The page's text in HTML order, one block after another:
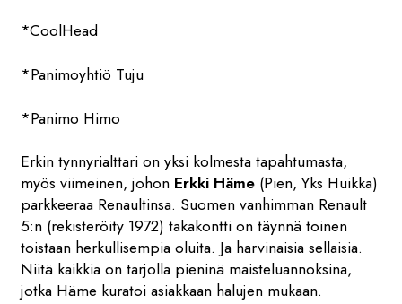
*CoolHead
*Panimoyhtiö Tuju
*Panimo Himo
Erkin tynnyrialttari on yksi kolmesta tapahtumasta,
myös viimeinen, johon Erkki Häme(Pien, Yks Huikka)
parkkeeraa Renaultinsa. Suomen vanhimman Renault
5:n (rekisteröity 1972) takakontti on täynnä toinen
toistaan herkullisempia oluita. Ja harvinaisia sellaisia.
Niitä kaikkia on tarjolla pieninä maisteluannoksina,
jotka Häme kuratoi asiakkaan halujen mukaan.